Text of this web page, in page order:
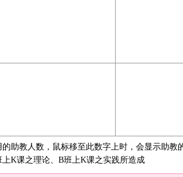
的助教人数，鼠标移至此数字上时，会显示助教
K课之理论、B班上K课之实践所造成